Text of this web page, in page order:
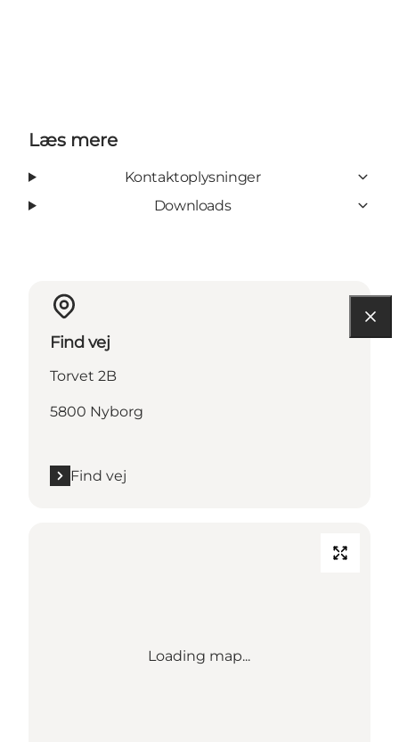
Læs mere
Kontaktoplysninger
Downloads
Find vej
Torvet 2B
5800 Nyborg
Find vej
Loading map...